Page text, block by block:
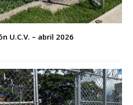
U.C.V. – abril 2026